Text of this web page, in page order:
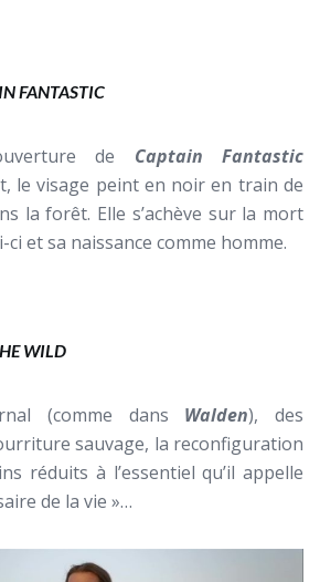
FANTASTIC
de Captain Fantastic
le visage peint en noir en train de
la forêt. Elle s’achève sur la mort
et sa naissance comme homme.
WILD
(comme dans Walden), des
sauvage, la reconfiguration
réduits à l’essentiel qu’il appelle
de la vie »…